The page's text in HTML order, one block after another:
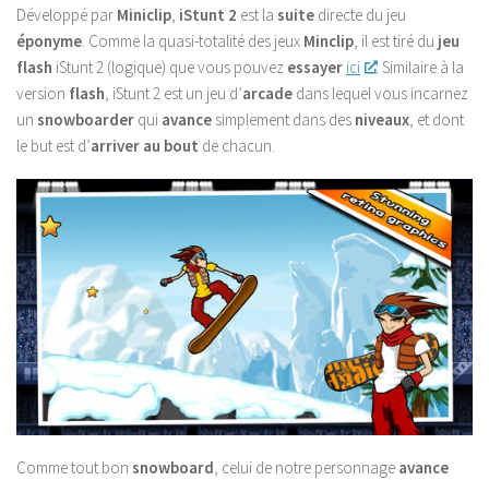
Développé par Miniclip, iStunt 2 est la suite directe du jeu
éponyme. Comme la quasi-totalité des jeux Minclip, il est tiré du jeu
flash iStunt 2 (logique) que vous pouvez essayer ici
. Similaire à la
version flash, iStunt 2 est un jeu d’arcade dans lequel vous incarnez
un snowboarder qui avance simplement dans des niveaux, et dont
le but est d’arriver au bout de chacun.
Comme tout bon snowboard, celui de notre personnage avance